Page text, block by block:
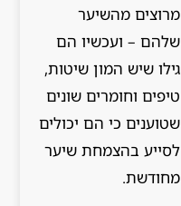
מרוצים מהשיער
שלהם – ועכשיו הם
גילו שיש המון שיטות,
טיפים וחומרים שונים
שטוענים כי הם יכולים
לסייע בהצמחת שיער
מחודשת.